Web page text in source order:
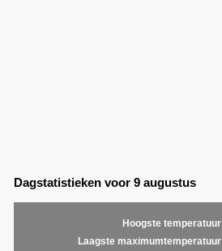
Dagstatistieken voor 9 augustus
Hoogste temperatuur
Laagste maximumtemperatuur